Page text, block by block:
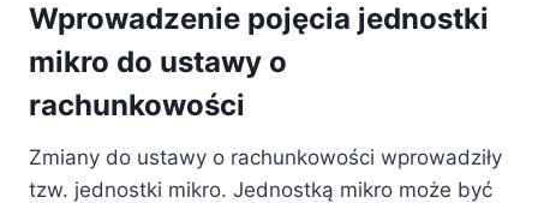
Wprowadzenie pojęcia jednostki
mikro do ustawy o
rachunkowości
Zmiany do ustawy o rachunkowości wprowadziły
tzw. jednostki mikro. Jednostką mikro może być